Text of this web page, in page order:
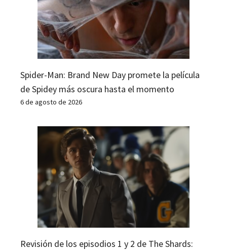
Spider-Man: Brand New Day promete la película
de Spidey más oscura hasta el momento
6 de agosto de 2026
Revisión de los episodios 1 y 2 de The Shards: